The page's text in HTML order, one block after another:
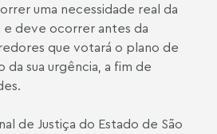
uma necessidade real da
deve ocorrer antes da
que votará o plano de
da sua urgência, a fim de
de Justiça do Estado de São